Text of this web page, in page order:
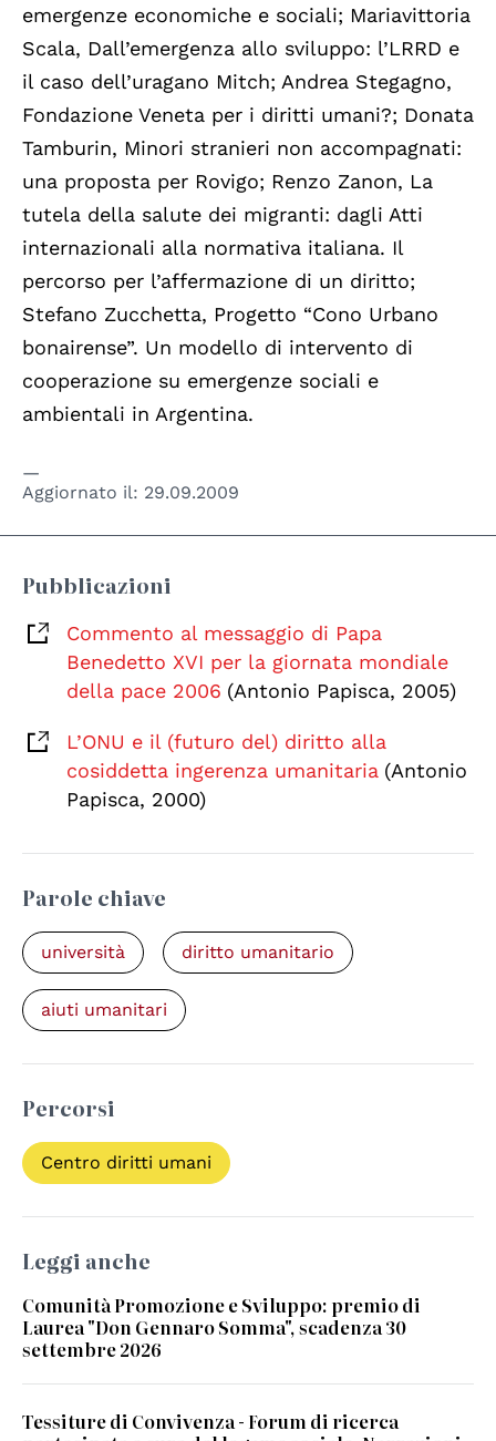
emergenze economiche e sociali; Mariavittoria
Scala, Dall’emergenza allo sviluppo: l’LRRD e
il caso dell’uragano Mitch; Andrea Stegagno,
Fondazione Veneta per i diritti umani?; Donata
Tamburin, Minori stranieri non accompagnati:
una proposta per Rovigo; Renzo Zanon, La
tutela della salute dei migranti: dagli Atti
internazionali alla normativa italiana. Il
percorso per l’affermazione di un diritto;
Stefano Zucchetta, Progetto “Cono Urbano
bonairense”. Un modello di intervento di
cooperazione su emergenze sociali e
ambientali in Argentina.
Aggiornato il: 29.09.2009
Pubblicazioni
Commento al messaggio di Papa
Benedetto XVI per la giornata mondiale
della pace 2006 (Antonio Papisca, 2005)
L’ONU e il (futuro del) diritto alla
cosiddetta ingerenza umanitaria (Antonio
Papisca, 2000)
Parole chiave
università diritto umanitario
aiuti umanitari
Percorsi
Centro diritti umani
Leggi anche
Comunità Promozione e Sviluppo: premio di
Laurea "Don Gennaro Somma", scadenza 30
settembre 2026
Tessiture di Convivenza - Forum di ricerca